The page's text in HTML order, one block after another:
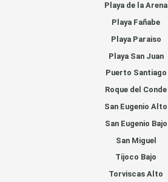
Playa de la Arena
Playa Fañabe
Playa Paraiso
Playa San Juan
Puerto Santiago
Roque del Conde
San Eugenio Alto
San Eugenio Bajo
San Miguel
Tijoco Bajo
Torviscas Alto